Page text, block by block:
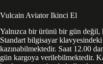
Vulcain Aviator Ikinci El
Yalnızca bir ürünü bir gün değil,
Standart bilgisayar
kazınabilmektedir. Saat 12.00
gün kargoya verilebilmektedir.